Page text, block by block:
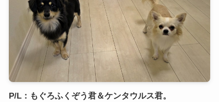
P/L：もぐろふくぞう君＆ケンタウルス君。